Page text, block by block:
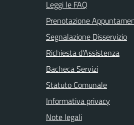
Leggi le FAQ
Prenotazione
Segnalazione Disservizio
Richiesta d'Assistenza
Bacheca Servizi
Statuto Comunale
Informativa privacy
Note legali